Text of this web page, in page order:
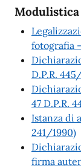
Modulistica
fotografia
D.P.R.
47 D.P.R.
Istanza di
241/1990)
firma